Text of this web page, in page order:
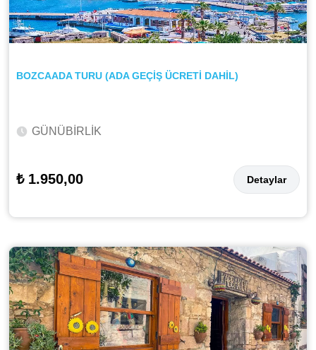
BOZCAADA TURU (ADA GEÇİŞ ÜCRETİ DAHİL)
GÜNÜBİRLİK
₺ 1.950,00 Detaylar